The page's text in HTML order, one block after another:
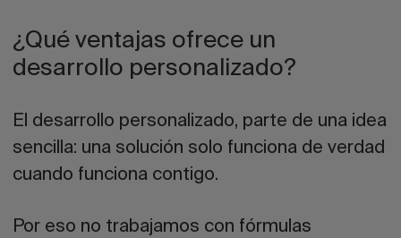
¿Qué ventajas ofrece un
desarrollo personalizado?
El desarrollo personalizado, parte de una idea
sencilla: una solución solo funciona de verdad
cuando funciona contigo.
Por eso no trabajamos con fórmulas